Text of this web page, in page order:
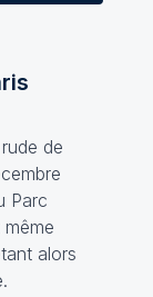
de
Parc
alors